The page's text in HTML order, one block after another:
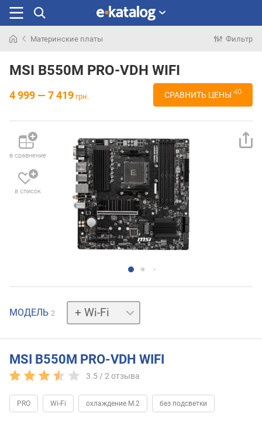
раньше
Материнские платы Фильтр
MSI B550M PRO-VDH WIFI
4 999 — 7 419 грн. СРАВНИТЬ ЦЕНЫ 40
в сравнение
в список
МОДЕЛЬ 2
без
Wi-
MSI B550M PRO-VDH WIFI
3.5 /2 отзыва
PRO Wi-Fi охлаждение M.2 без подсветки